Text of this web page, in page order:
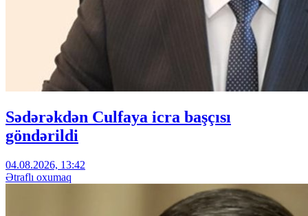
Sədərəkdən Culfaya icra başçısı
göndərildi
04.08.2026, 13:42
Ətraflı oxumaq